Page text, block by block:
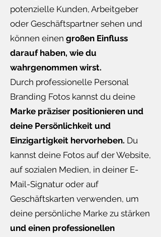
potenzielle Kunden, Arbeitgeber
oder Geschäftspartner sehen und
können einen großen Einfluss
darauf haben, wie du
wahrgenommen wirst.
Durch professionelle Personal
Branding Fotos kannst du deine
Marke präziser positionieren und
deine Persönlichkeit und
Einzigartigkeit hervorheben. Du
kannst deine Fotos auf der Website,
auf sozialen Medien, in deiner E-
Mail-Signatur oder auf
Geschäftskarten verwenden, um
deine persönliche Marke zu stärken
und einen professionellen